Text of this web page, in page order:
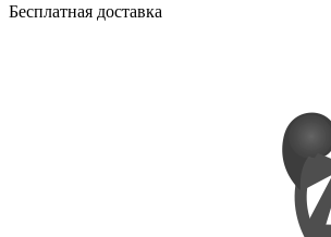
Бесплатная доставка